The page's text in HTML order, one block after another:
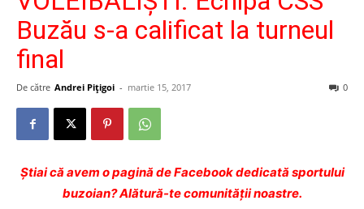
Buzău s-a calificat la turneul
final
De către Andrei Pițigoi - martie 15, 2017 0
Ştiai că avem o pagină de Facebook dedicată sportului
buzoian? Alătură-te comunității noastre.